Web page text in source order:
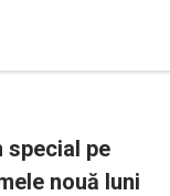
special pe
nouă luni